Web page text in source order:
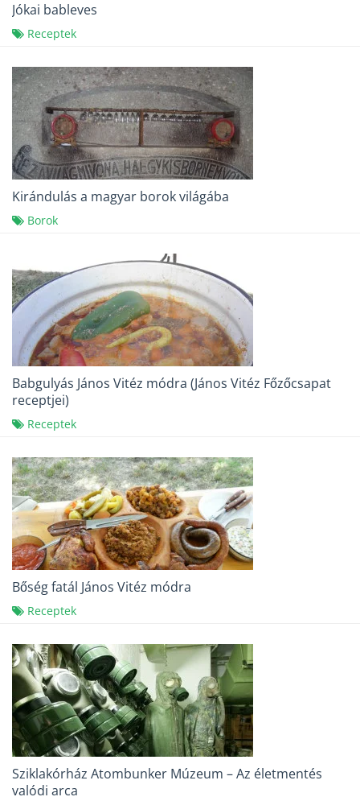
Jókai bableves
Receptek
Kirándulás a magyar borok világába
Borok
Babgulyás János Vitéz módra (János Vitéz Főzőcsapat
receptjei)
Receptek
Bőség fatál János Vitéz módra
Receptek
Sziklakórház Atombunker Múzeum – Az életmentés
valódi arca